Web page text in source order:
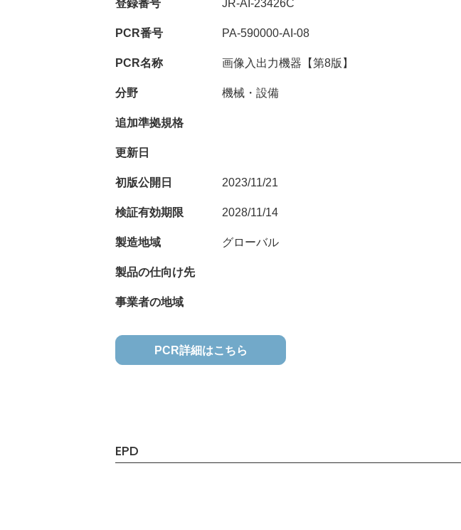
登録番号 JR-AI-23426C
PCR番号 PA-590000-AI-08
PCR名称 画像入出力機器【第8版】
分野 機械・設備
追加準拠規格
更新日
初版公開日 2023/11/21
検証有効期限 2028/11/14
製造地域 グローバル
製品の仕向け先
事業者の地域
PCR詳細はこちら
EPD